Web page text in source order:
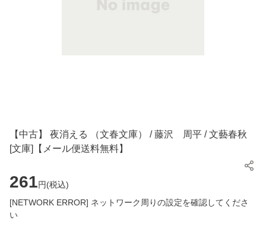
【中古】 夜消える （文春文庫） / 藤沢 周平 / 文藝春秋
[文庫]【メール便送料無料】
261円(税込)
[NETWORK ERROR] ネットワーク周りの設定を確認してくださ
い